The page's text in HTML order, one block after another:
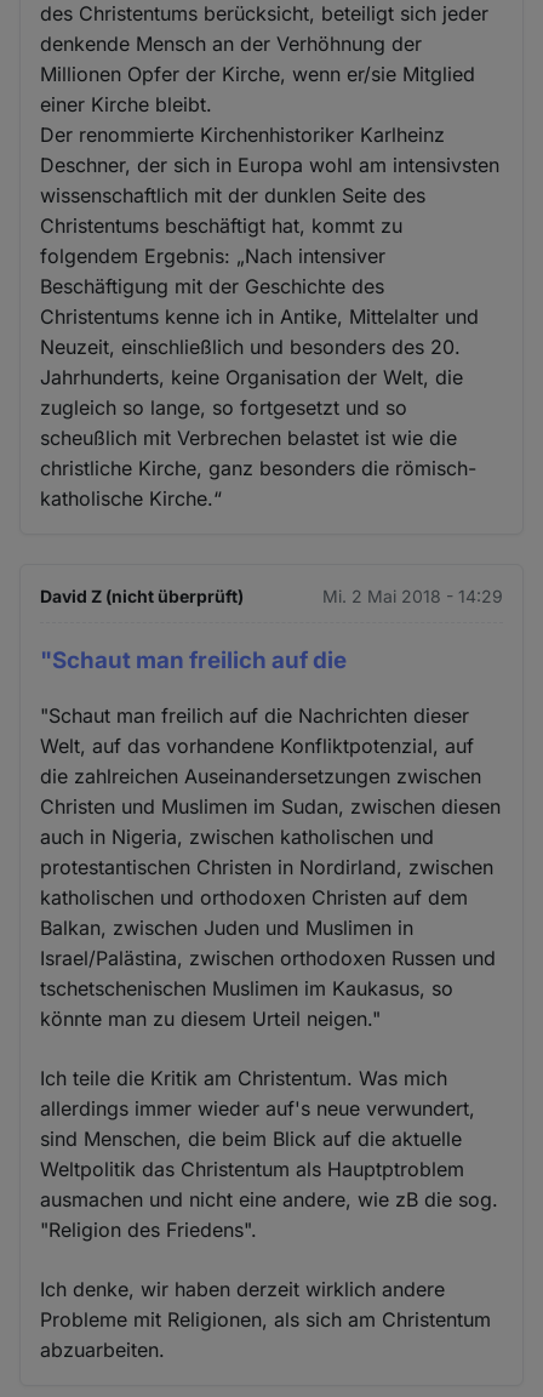
des Christentums berücksicht, beteiligt sich jeder
denkende Mensch an der Verhöhnung der
Millionen Opfer der Kirche, wenn er/sie Mitglied
einer Kirche bleibt.
Der renommierte Kirchenhistoriker Karlheinz
Deschner, der sich in Europa wohl am intensivsten
wissenschaftlich mit der dunklen Seite des
Christentums beschäftigt hat, kommt zu
folgendem Ergebnis: „Nach intensiver
Beschäftigung mit der Geschichte des
Christentums kenne ich in Antike, Mittelalter und
Neuzeit, einschließlich und besonders des 20.
Jahrhunderts, keine Organisation der Welt, die
zugleich so lange, so fortgesetzt und so
scheußlich mit Verbrechen belastet ist wie die
christliche Kirche, ganz besonders die römisch-
katholische Kirche.“
David Z (nicht überprüft) Mi. 2 Mai 2018 - 14:29
"Schaut man freilich auf die
"Schaut man freilich auf die Nachrichten dieser
Welt, auf das vorhandene Konfliktpotenzial, auf
die zahlreichen Auseinandersetzungen zwischen
Christen und Muslimen im Sudan, zwischen diesen
auch in Nigeria, zwischen katholischen und
protestantischen Christen in Nordirland, zwischen
katholischen und orthodoxen Christen auf dem
Balkan, zwischen Juden und Muslimen in
Israel/Palästina, zwischen orthodoxen Russen und
tschetschenischen Muslimen im Kaukasus, so
könnte man zu diesem Urteil neigen."
Ich teile die Kritik am Christentum. Was mich
allerdings immer wieder auf's neue verwundert,
sind Menschen, die beim Blick auf die aktuelle
Weltpolitik das Christentum als Hauptptroblem
ausmachen und nicht eine andere, wie zB die sog.
"Religion des Friedens".
Ich denke, wir haben derzeit wirklich andere
Probleme mit Religionen, als sich am Christentum
abzuarbeiten.